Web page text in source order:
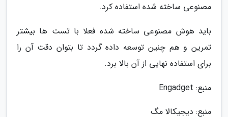
مصنوعی ساخته شده استفاده کرد.
باید هوش مصنوعی ساخته شده فعلا با تست ها بیشتر
تمرین و هم چنین توسعه داده گردد تا بتوان دقت آن را
برای استفاده نهایی از آن بالا برد.
منبع: Engadget
منبع: دیجیکالا مگ